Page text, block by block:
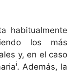
habitualmente
los más
y, en el caso
i. Además, la